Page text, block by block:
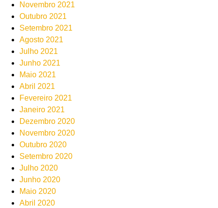
Novembro 2021
Outubro 2021
Setembro 2021
Agosto 2021
Julho 2021
Junho 2021
Maio 2021
Abril 2021
Fevereiro 2021
Janeiro 2021
Dezembro 2020
Novembro 2020
Outubro 2020
Setembro 2020
Julho 2020
Junho 2020
Maio 2020
Abril 2020